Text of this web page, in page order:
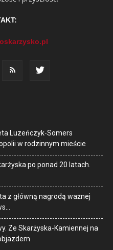
Luzeńczyk-Somers
w rodzinnym mieście
po ponad 20 latach.
z główną nagrodą ważnej
Ze Skarżyska-Kamiennej na